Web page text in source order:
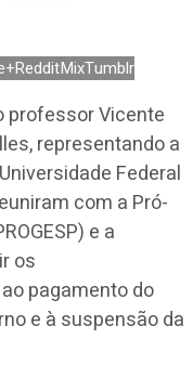
RedditMixTumblr
professor Vicente
representando a
Federal
com a Pró-
e a
os
pagamento do
e à suspensão da